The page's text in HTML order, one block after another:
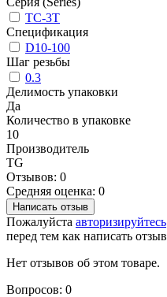
TC-3T
Спецификация
D10-100
Шаг резьбы
0.3
Делимость упаковки
Да
Количество в упаковке
10
Производитель
TG
Отзывов: 0
Средняя оценка: 0
Написать отзыв
Пожалуйста авторизируйтесь
перед тем как написать отзыв
Нет отзывов об этом товаре.
Вопросов: 0